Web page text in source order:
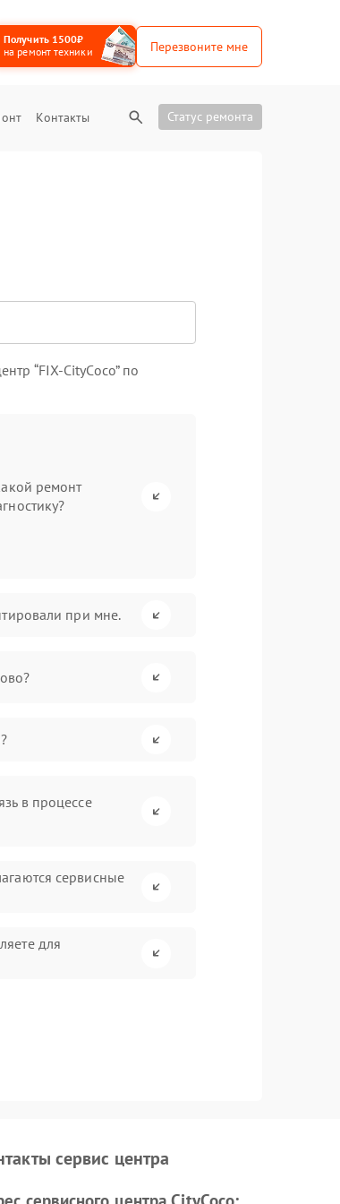
Получить 1500₽
на ремонт техники
Перезвоните мне
Контакты Статус ремонта
“FIX-CityCoco” по
ремонт
при мне.
в процессе
сервисные
для
сервис центра